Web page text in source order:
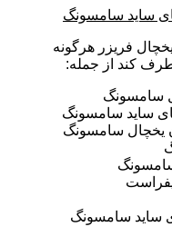
ساید سامسونگ
تعمیر یخچال فریزر هرگونه
کند از جمله:
سامسونگ
ساید سامسونگ
یخچال سامسونگ
ساید سامسونگ